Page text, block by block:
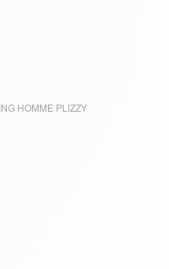
HOMME PLIZZY